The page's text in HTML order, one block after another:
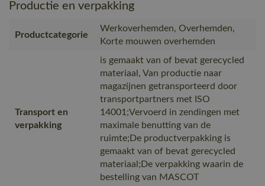
Productie en verpakking
Productcategorie
Werkoverhemden, Overhemden,
Korte mouwen overhemden
Transport en
verpakking
is gemaakt van of bevat gerecycled
materiaal, Van productie naar
magazijnen getransporteerd door
transportpartners met ISO
14001;Vervoerd in zendingen met
maximale benutting van de
ruimte;De productverpakking is
gemaakt van of bevat gerecycled
materiaal;De verpakking waarin de
bestelling van MASCOT